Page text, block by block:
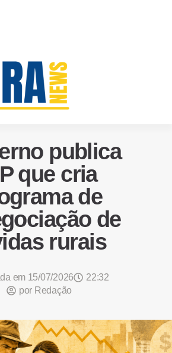
publica
que cria
de
de
rurais
em 15/07/2026
22:32
por Redação